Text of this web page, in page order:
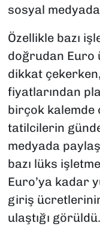
sosyal medyada
Özellikle bazı
doğrudan Euro
dikkat
fiyatlarından
birçok kalemde
tatilcilerin
medyada
bazı lüks
Euro’ya kadar
giriş
ulaştığı görüldü.